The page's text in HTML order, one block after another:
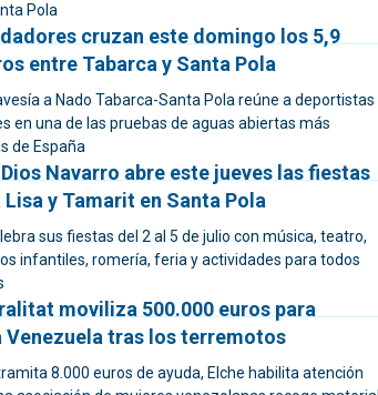
Pola
cruzan este domingo los 5,9
entre Tabarca y Santa Pola
a Nado Tabarca-Santa Pola reúne a deportistas
en una de las pruebas de aguas abiertas más
de España
Navarro abre este jueves las fiestas
Lisa y Tamarit en Santa Pola
sus fiestas del 2 al 5 de julio con música, teatro,
infantiles, romería, feria y actividades para todos
moviliza 500.000 euros para
Venezuela tras los terremotos
8.000 euros de ayuda, Elche habilita atención